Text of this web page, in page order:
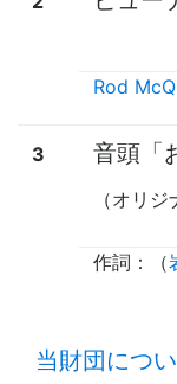
Rod
3 音頭「
（オリ
作詞：（
当財団につ